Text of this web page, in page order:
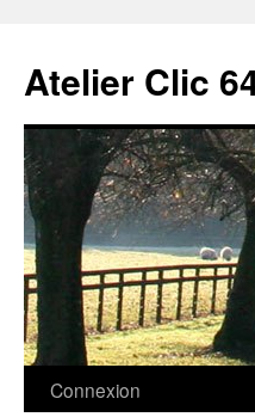
contenu
Atelier Clic
Connexion